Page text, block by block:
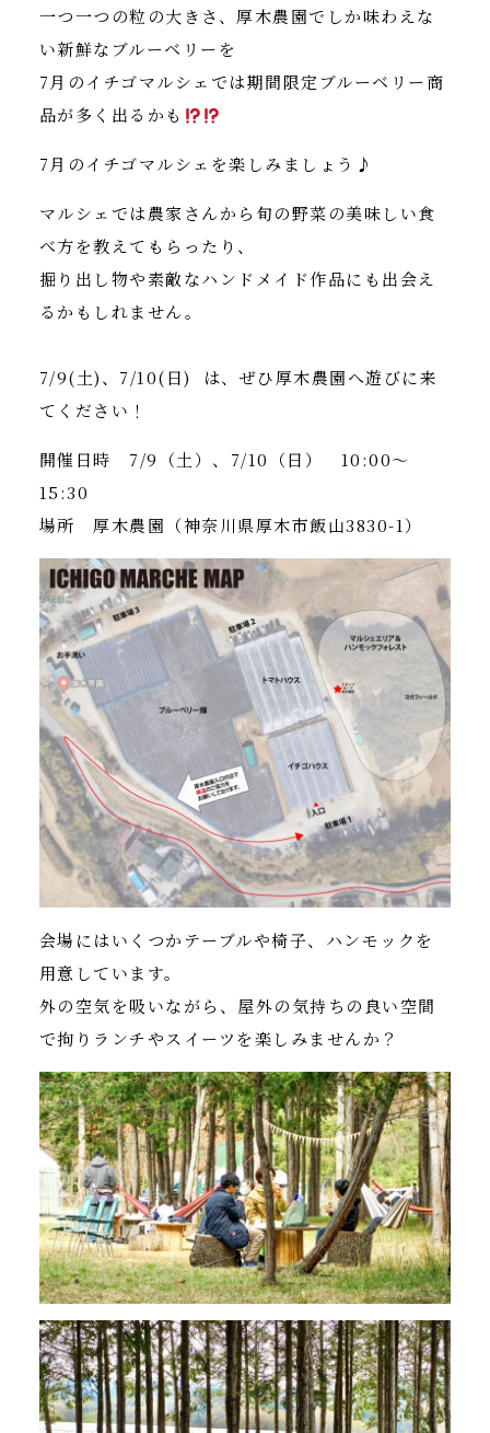
一つ一つの粒の大きさ、厚木農園でしか味わえな
い新鮮なブルーベリーを
7月のイチゴマルシェでは期間限定ブルーベリー商
品が多く出るかも
7月のイチゴマルシェを楽しみましょう♪
マルシェでは農家さんから旬の野菜の美味しい食
べ方を教えてもらったり、
掘り出し物や素敵なハンドメイド作品にも出会え
るかもしれません。
7/9(土)、7/10(日) は、ぜひ厚木農園へ遊びに来
てください！
開催日時 7/9（土）、7/10（日） 10:00～
15:30
場所 厚木農園 （神奈川県厚木市飯山3830-1）
会場にはいくつかテーブルや椅子、ハンモックを
用意しています。
外の空気を吸いながら、屋外の気持ちの良い空間
で拘りランチやスイーツを楽しみませんか？